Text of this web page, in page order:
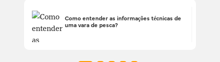
Como entender as informações técnicas de
uma vara de pesca?